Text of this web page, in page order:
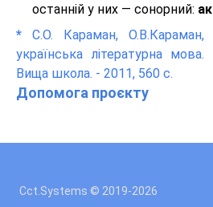
останній у них — сонорний:
* С.О. Караман,
українська літературна мова.
Вища школа. - 2011, 560 с.
Допомога проєкту
Cct.Systems © 2019-2026